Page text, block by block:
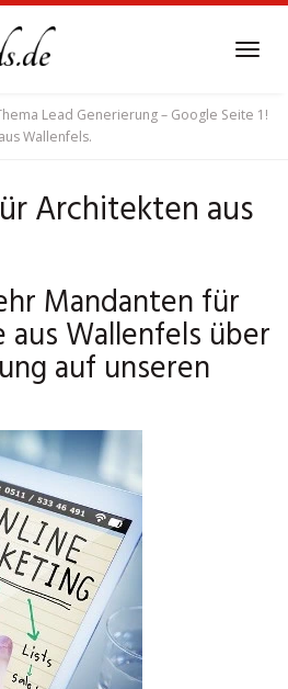
Lead Generierung – Google Seite 1!
Wallenfels.
Architekten aus
Mandanten für
aus Wallenfels über
auf unseren